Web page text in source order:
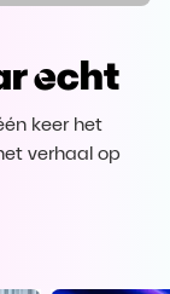
echt
keer het
verhaal op